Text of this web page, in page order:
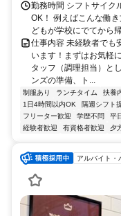
勤務時間 シフトサイ
OK！ 例えばこんな働
どもが学校にでてから
仕事内容 未経験者でも
います！まずはお気軽
タッフ（調理担当）と
ンズの準備、ト...
制服あり ランチタイム 扶養
1日4時間以内OK
隔週シフト
フリーター歓迎
学歴不問 平
経験者歓迎
有資格者歓迎 夕
アルバイト・